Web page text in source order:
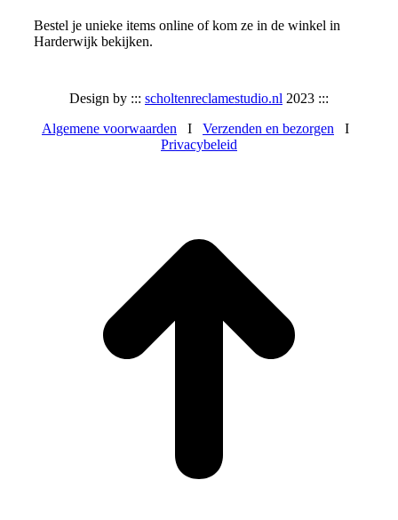
Bestel je unieke items online of kom ze in de winkel in
Harderwijk bekijken.
Design by ::: scholtenreclamestudio.nl 2023 :::
Algemene voorwaarden I Verzenden en bezorgen I
Privacybeleid